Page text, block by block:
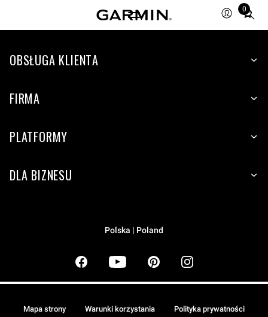
0
Total
items
cart:
OBSŁUGA KLIENTA
FIRMA
PLATFORMY
DLA BIZNESU
Polska | Poland
Mapa strony Warunki korzystania Polityka prywatności